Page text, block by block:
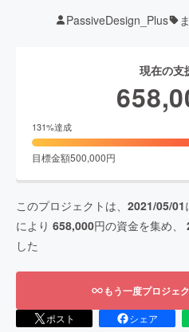
PassiveDesign_Plus
現在の支
131%達成
目標金額500,000円
このプロジェクトは、 2021/05/01
により 658,000円の資金を集め、
した
もう一度プロジェ
ポスト シェア